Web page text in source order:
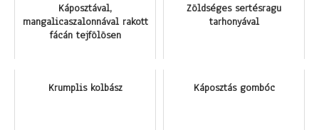
Káposztával,
mangalicaszalonnával rakott
fácán tejfölösen
Zöldséges sertésragu
tarhonyával
Krumplis kolbász Káposztás gombóc